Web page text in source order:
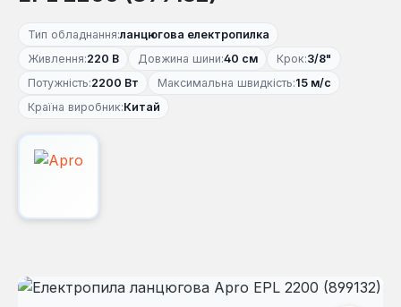
Тип обладнання:ланцюгова електропилка
Живлення:220 В Довжина шини:40 см Крок:3/8"
Потужність:2200 Вт Максимальна швидкість:15 м/с
Країна виробник:Китай
Пропустити галерею зображень